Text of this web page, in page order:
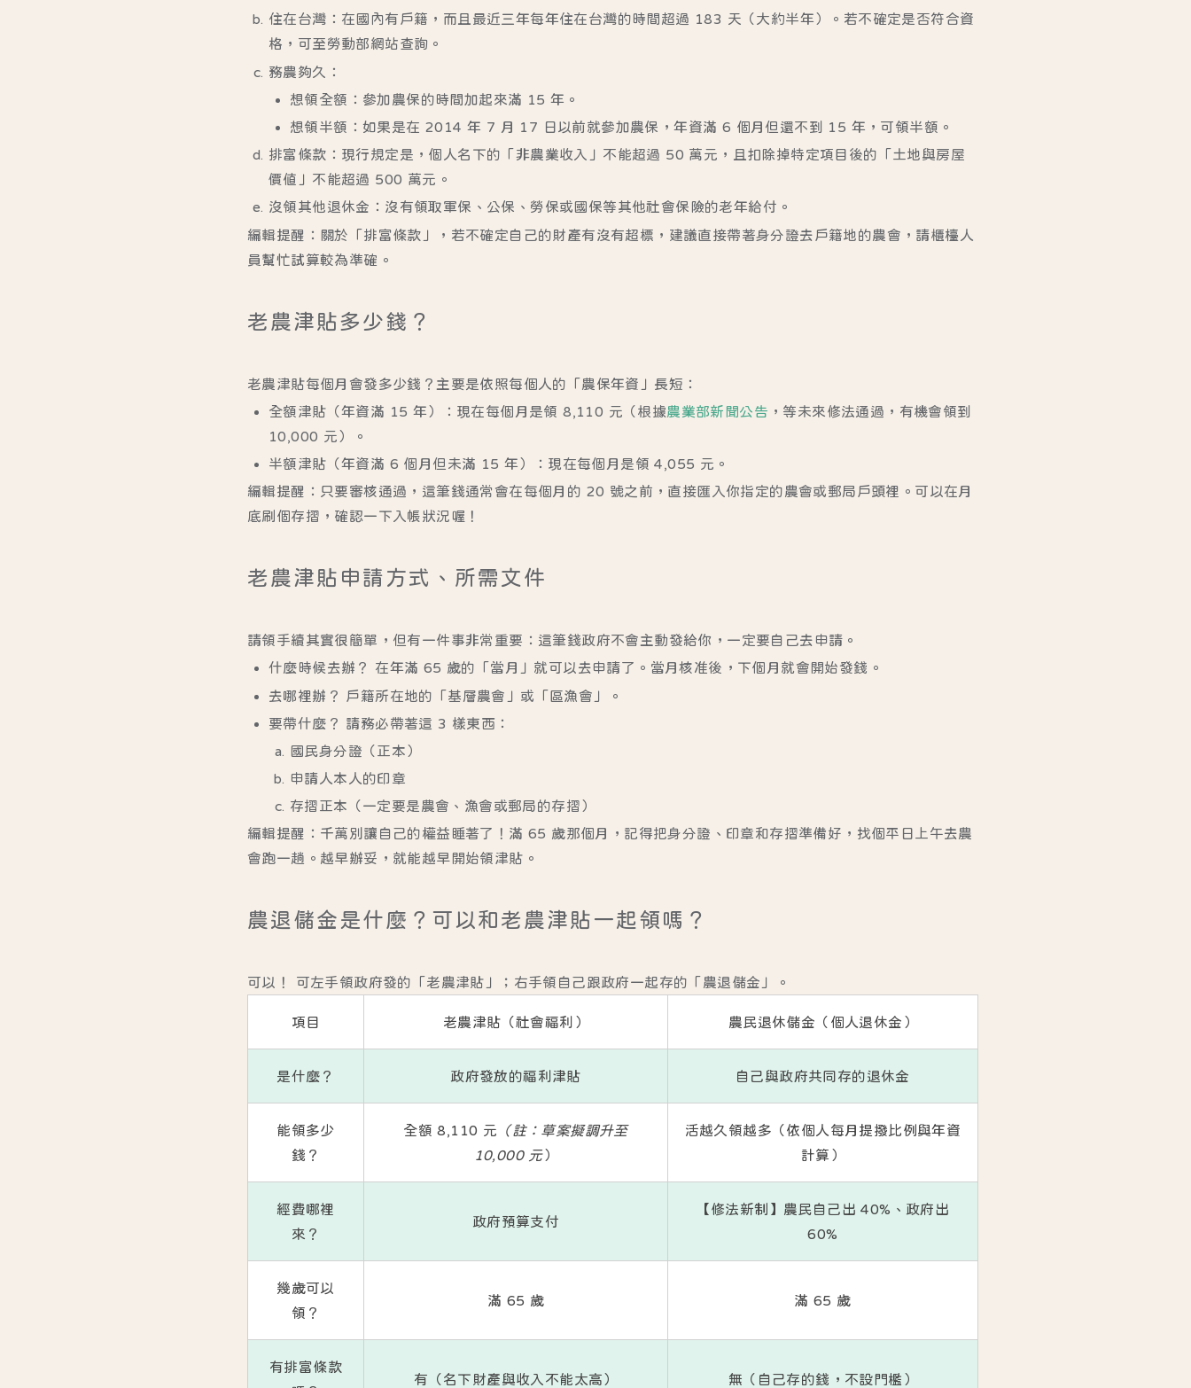
住在台灣 ：在國內有戶籍，而且 最近三年每年住在台灣的時間超過 183 天 （大約半年）。若不確定是否符合資
格，可至勞動部網站查詢 。
務農夠久
：
想領全額 ：參加農保的時間加起來滿 15 年 。
想領半額 ：如果是在 2014 年 7 月 17 日以前就參加農保，年資滿 6 個月但還不到 15 年，可領半額。
排富條款 ：現行規定是，個人名下的「非農業收入」不能超過 50 萬元，且扣除掉特定項目後的「土地與房屋
價值」不能超過 500 萬元。
沒領其他退休金 ：沒有領取軍保、公保、勞保或國保等其他社會保險的老年給付。
編輯提醒： 關於「排富條款」，若不確定自己的財產有沒有超標，建議直接帶著身分證去戶籍地的農會，請櫃檯人
員幫忙試算較為準確。
老農津貼多少錢？
老農津貼每個月會發多少錢？主要是依照每個人的「農保年資」長短：
全額津貼（年資滿 15 年）
：現在每個月是領8,110 元 （根據農業部新聞公告 ，等未來修法通過，有機會領到
10,000 元）。
半額津貼（年資滿 6 個月但未滿 15 年）
：現在每個月是領4,055 元 。
編輯提醒： 只要審核通過，這筆錢通常會在每個月的 20 號之前，直接匯入你指定的農會或郵局戶頭裡。可以在月
底刷個存摺，確認一下入帳狀況喔！
老農津貼申請方式、所需文件
請領手續其實很簡單，但有一件事非常重要： 這筆錢政府不會主動發給你，一定要自己去申請。
什麼時候去辦？
在年滿 65 歲的「當月」就可以去申請了。當月核准後，下個月就會開始發錢。
去哪裡辦？
戶籍所在地的「基層農會」或「區漁會」。
要帶什麼？
請務必帶著這 3 樣東西：
國民身分證（正本）
申請人本人的印章
存摺正本（一定要是農會、漁會或郵局的存摺）
編輯提醒： 千萬別讓自己的權益睡著了！滿 65 歲那個月，記得把身分證、印章和存摺準備好，找個平日上午去農
會跑一趟。越早辦妥，就能越早開始領津貼。
農退儲金是什麼？可以和老農津貼一起領嗎？
可以！ 可左手領政府發的「老農津貼」 ；右手領 自己跟政府一起存的「農退儲金」 。
項目 老農津貼（社會福利） 農民退休儲金（個人退休金）
是什麼？ 政府發放的福利津貼 自己與政府共同存的退休金
能領多少
錢？
全額8,110 元 （註：草案擬調升至
10,000 元）
活越久領越多（依個人每月提撥比例與年資
計算）
經費哪裡
來？
政府預算支付
【修法新制】 農民自己出 40%、政府出
60%
幾歲可以
領？
滿 65 歲 滿 65 歲
有排富條款
有 （名下財產與收入不能太高） 無 （自己存的錢，不設門檻）